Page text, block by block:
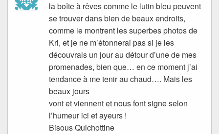
la boîte à rêves comme le lutin bleu peuvent
se trouver dans bien de beaux endroits,
comme le montrent les superbes photos de
Kri, et je ne m’étonnerai pas si je les
découvrais un jour au détour d’une de mes
promenades, bien que… en ce moment j’ai
tendance à me tenir au chaud…. Mais les
beaux jours
vont et viennent et nous font signe selon
l’humeur ici et ayeurs !
Bisous Quichottine